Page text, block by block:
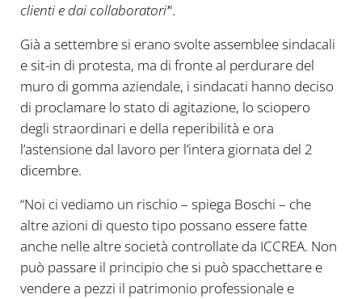
clienti e dai collaboratori’“.
Già a settembre si erano svolte assemblee sindacali
e sit-in di protesta, ma di fronte al perdurare del
muro di gomma aziendale, i sindacati hanno deciso
di proclamare lo stato di agitazione, lo sciopero
degli straordinari e della reperibilità e ora
l’astensione dal lavoro per l’intera giornata del 2
dicembre.
“Noi ci vediamo un rischio – spiega Boschi – che
altre azioni di questo tipo possano essere fatte
anche nelle altre società controllate da ICCREA. Non
può passare il principio che si può spacchettare e
vendere a pezzi il patrimonio professionale e